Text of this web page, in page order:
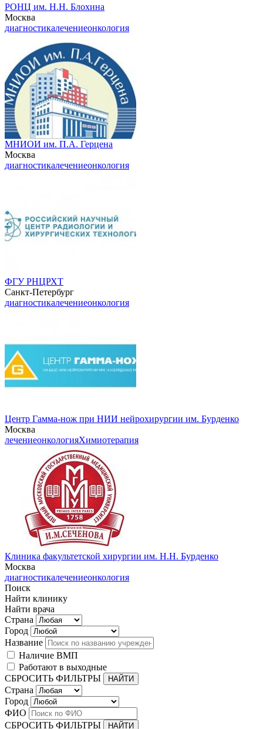
РОНЦ им. Н.Н. Блохина
Москва
диагностикалечениеонкология
МНИОИ им. П.А. Герцена
Москва
диагностикалечениеонкология
ФГУ РНЦРХТ
Санкт-Петербург
диагностикалечениеонкология
Центр Гамма-нож при НИИ нейрохирургии им. Бурденко
Москва
лечениеонкологияХимиотерапия
Клиника факультетской хирургии им. Н.Н. Бурденко
Москва
диагностикалечениеонкология
Поиск
Найти клинику
Найти врача
Страна
Город
Название
Наличие ВМП
Работают в выходные
СБРОСИТЬ ФИЛЬТРЫ
Страна
Город
ФИО
СБРОСИТЬ ФИЛЬТРЫ